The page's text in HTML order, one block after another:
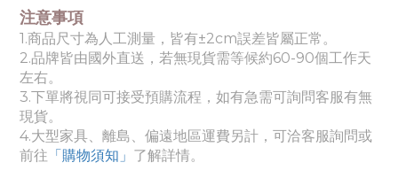
注意事項
1.商品尺寸為人工測量，皆有±2cm誤差皆屬正常。
2.品牌皆由國外直送，若無現貨需等候約60-90個工作天
左右。
3.下單將視同可接受預購流程，如有急需可詢問客服有無
現貨。
4.大型家具、離島、偏遠地區運費另計，可洽客服詢問或
前往 「購物須知」 了解詳情。